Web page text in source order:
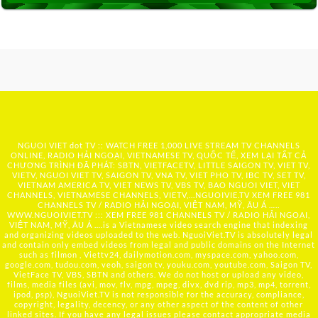
NGUOI VIET dot TV :: WATCH FREE 1,000 LIVE STREAM TV CHANNELS
ONLINE, RADIO HẢI NGOẠI, VIETNAMESE TV, QUỐC TẾ, XEM LẠI TẤT CẢ
CHƯƠNG TRÌNH ĐÃ PHÁT: SBTN, VIETFACETV, LITTLE SAIGON TV, VIET TV,
VIETV, NGUOI VIET TV, SAIGON TV, VNA TV, VIET PHO TV, IBC TV, SET TV,
VIETNAM AMERICA TV, VIET NEWS TV, VBS TV, BAO NGUOI VIET, VIET
CHANNELS, VIETNAMESE CHANNELS, VIETV,... NGUOIVIE.TV XEM FREE 981
CHANNELS TV / RADIO HẢI NGOẠI, VIỆT NAM, MỸ, ÂU Á …..
WWW.NGUOIVIET.TV ::: XEM FREE 981 CHANNELS TV / RADIO HẢI NGOẠI,
VIỆT NAM, MỸ, ÂU Á ….is a Vietnamese video search engine that indexing
and organizing videos uploaded to the web. NguoiViet.TV is absolutely legal
and contain only embed videos from legal and public domains on the Internet
such as filmon , Viettv24, dailymotion.com, myspace.com, yahoo.com,
google.com, tudou.com, veoh, saigon tv, youku.com, youtube.com, Saigon TV,
VietFace TV, VBS, SBTN and others. We do not host or upload any video,
films, media files (avi, mov, flv, mpg, mpeg, divx, dvd rip, mp3, mp4, torrent,
ipod, psp), NguoiViet.TV is not responsible for the accuracy, compliance,
copyright, legality, decency, or any other aspect of the content of other
linked sites. If you have any legal issues please contact appropriate media